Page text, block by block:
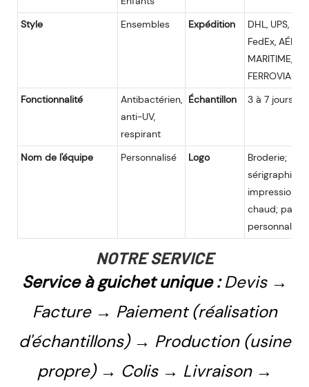
Style Ensembles Expédition
DHL, UPS,
FedEx,
MARITIME,
FERROVIAIRE
Fonctionnalité
Antibactérien,
anti-UV,
respirant
Échantillon 3 à 7 jours
Nom de l'équipe Personnalisé Logo
Broderie;
sérigraphie;
impression à
chaud; patch;
personnalisé
NOTRE SERVICE
Service à guichet unique :Devis →
Facture → Paiement (réalisation
d'échantillons) → Production (usine
propre) → Colis → Livraison →